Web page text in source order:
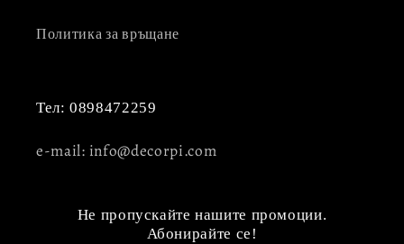
Политика за връщане
Тел: 0898472259
e-mail: info@decorpi.com
Не пропускайте нашите промоции.
Абонирайте се!